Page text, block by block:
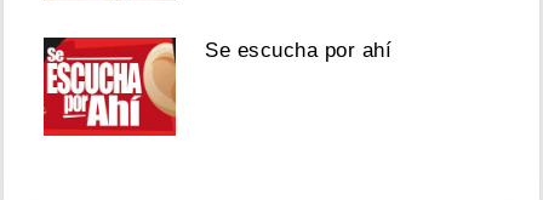
Se escucha por ahí